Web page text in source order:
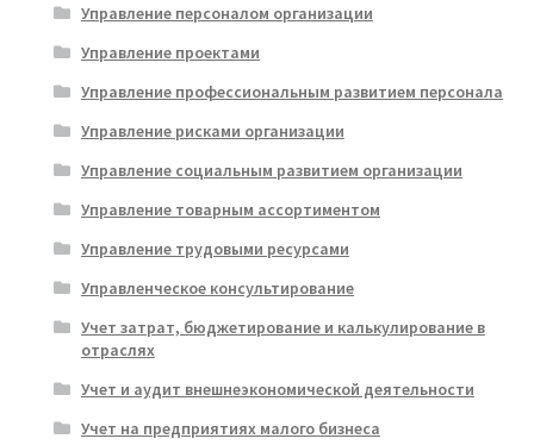
Управление персоналом организации
Управление проектами
Управление профессиональным развитием персонала
Управление рисками организации
Управление социальным развитием организации
Управление товарным ассортиментом
Управление трудовыми ресурсами
Управленческое консультирование
Учет затрат, бюджетирование и калькулирование в
отраслях
Учет и аудит внешнеэкономической деятельности
Учет на предприятиях малого бизнеса